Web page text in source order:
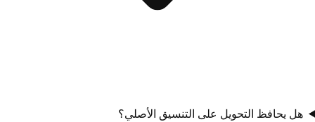
هل يحافظ التحويل على التنسيق الأصلي؟